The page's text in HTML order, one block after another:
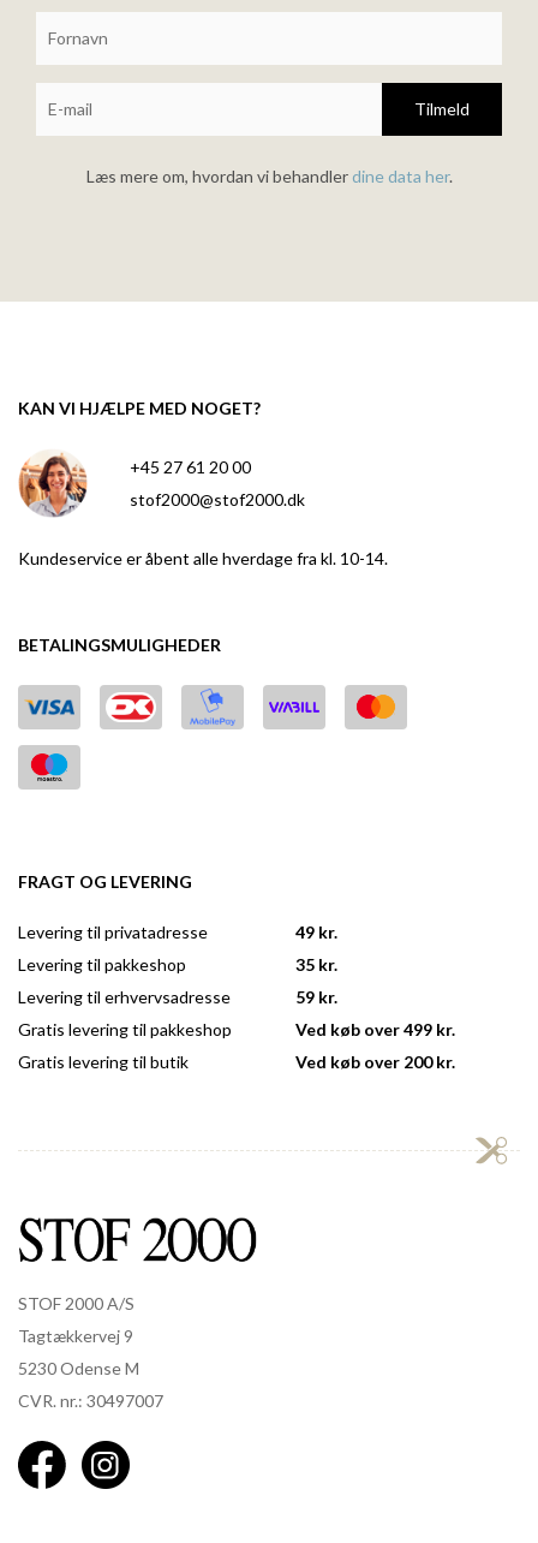
Tilmeld
Læs mere om, hvordan vi behandlerdine data her.
KAN VI HJÆLPE MED NOGET?
+45 27 61 20 00
stof2000@stof2000.dk
Kundeservice er åbent alle hverdage fra kl. 10-14.
BETALINGSMULIGHEDER
FRAGT OG LEVERING
Levering til privatadresse
Levering til pakkeshop
Levering til erhvervsadresse
Gratis levering til pakkeshop
Gratis levering til butik
49 kr.
35 kr.
59 kr.
Ved køb over 499 kr.
Ved køb over 200 kr.
STOF 2000 A/S
Tagtækkervej 9
5230 Odense M
CVR. nr.: 30497007